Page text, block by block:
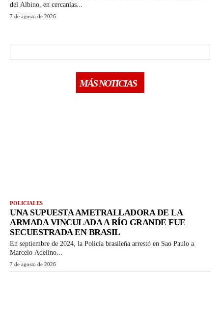
del Albino, en cercanías...
7 de agosto de 2026
MÁS NOTICIAS
POLICIALES
UNA SUPUESTA AMETRALLADORA DE LA
ARMADA VINCULADA A RÍO GRANDE FUE
SECUESTRADA EN BRASIL
En septiembre de 2024, la Policía brasileña arrestó en Sao Paulo a
Marcelo Adelino...
7 de agosto de 2026